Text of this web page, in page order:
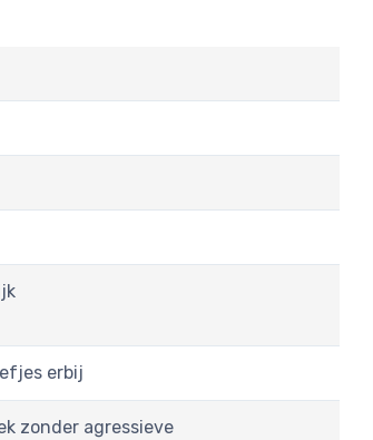
erbij
zonder agressieve